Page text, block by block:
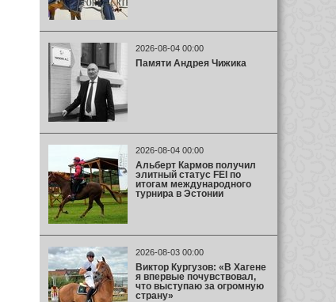
2026-08-04 00:00
Памяти Андрея Чижика
2026-08-04 00:00
Альберт Кармов получил
элитный статус FEI по
итогам международного
турнира в Эстонии
2026-08-03 00:00
Виктор Кургузов: «В Хагене
я впервые почувствовал,
что выступаю за огромную
страну»